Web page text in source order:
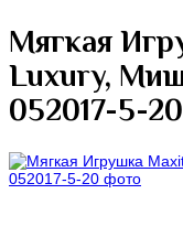
Мягкая
Luxury,
052017-5-20